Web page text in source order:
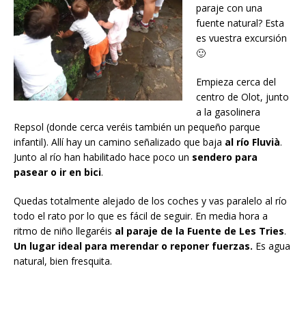
paraje con una
fuente natural? Esta
es vuestra excursión
🙂
Empieza cerca del
centro de Olot, junto
a la gasolinera
Repsol (donde cerca veréis también un pequeño parque
infantil). Allí hay un camino señalizado que baja al río Fluvià.
Junto al río han habilitado hace poco un sendero para
pasear o ir en bici.
Quedas totalmente alejado de los coches y vas paralelo al río
todo el rato por lo que es fácil de seguir. En media hora a
ritmo de niño llegaréis al paraje de la Fuente de Les Tries.
Un lugar ideal para merendar o reponer fuerzas. Es agua
natural, bien fresquita.